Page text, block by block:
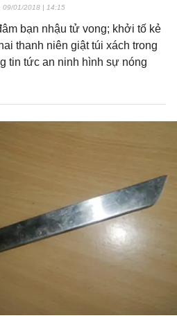
09/01/2018 | 14:15
bạn nhậu tử vong; khởi tố kẻ
thanh niên giật túi xách trong
tin tức an ninh hình sự nóng